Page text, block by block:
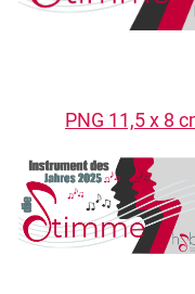
PNG 11,5 x 8